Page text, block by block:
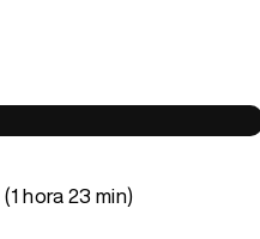
hora 23 min)